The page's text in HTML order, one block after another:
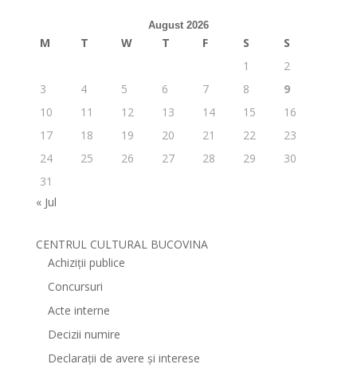
August 2026
M T W T F S
S
1
2
3
4 5 6 7 8
9
10
11 12 13 14 15
16
17
18 19 20 21 22
23
24
25 26 27 28 29
30
31
« Jul
CENTRUL CULTURAL BUCOVINA
Achiziții publice
Concursuri
Acte interne
Decizii numire
Declarații de avere și interese